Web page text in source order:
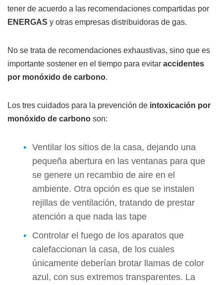
tener de acuerdo a las recomendaciones compartidas por
ENERGAS y otras empresas distribuidoras de gas.
No se trata de recomendaciones exhaustivas, sino que es
importante sostener en el tiempo para evitar accidentes
por monóxido de carbono.
Los tres cuidados para la prevención de intoxicación por
monóxido de carbono son:
Ventilar los sitios de la casa, dejando una
pequeña abertura en las ventanas para que
se genere un recambio de aire en el
ambiente. Otra opción es que se instalen
rejillas de ventilación, tratando de prestar
atención a que nada las tape
Controlar el fuego de los aparatos que
calefaccionan la casa, de los cuales
únicamente deberían brotar llamas de color
azul, con sus extremos transparentes. La